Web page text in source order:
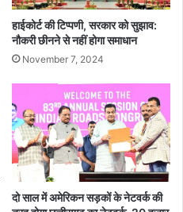
हाईकोर्ट की टिप्पणी, सरकार को सुझाव:
नौकरी छीनने से नहीं होगा समाधान
November 7, 2024
दो साल में अमेरिकन सड़कों के नेटवर्क की